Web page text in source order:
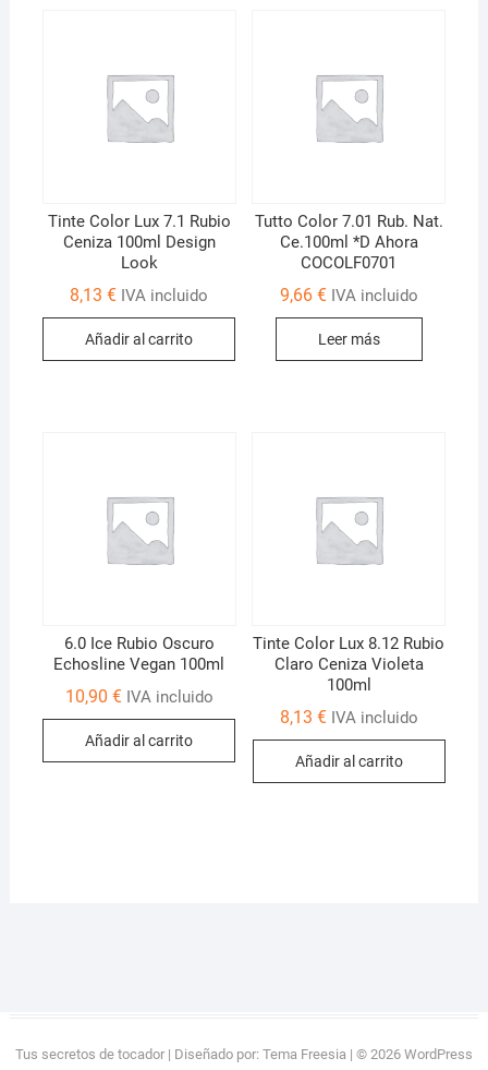
Tinte Color Lux 7.1 Rubio
Ceniza 100ml Design
Look
8,13€ IVA incluido
Añadir al carrito
Tutto Color 7.01 Rub. Nat.
Ce.100ml *D Ahora
COCOLF0701
9,66 € IVA incluido
Leer más
6.0 Ice Rubio Oscuro
Echosline Vegan 100ml
10,90 € IVA incluido
Añadir al carrito
Tinte Color Lux 8.12 Rubio
Claro Ceniza Violeta
100ml
8,13 € IVA incluido
Añadir al carrito
Tus secretos de tocador| Diseñado por: Tema Freesia| © 2026 WordPress